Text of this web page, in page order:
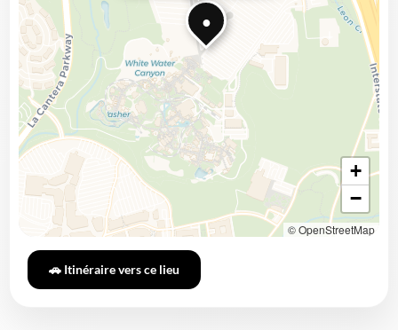
●
+
−
© OpenStreetMap
🚗 Itinéraire vers ce lieu